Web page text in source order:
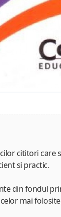
cititori care
si practic.
din fondul
mai